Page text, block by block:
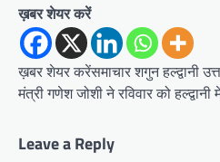
ख़बर शेयर करें
ख़बर शेयर करेंसमाचार शगुन
मंत्री गणेश जोशी ने रविवार को
Leave a Reply